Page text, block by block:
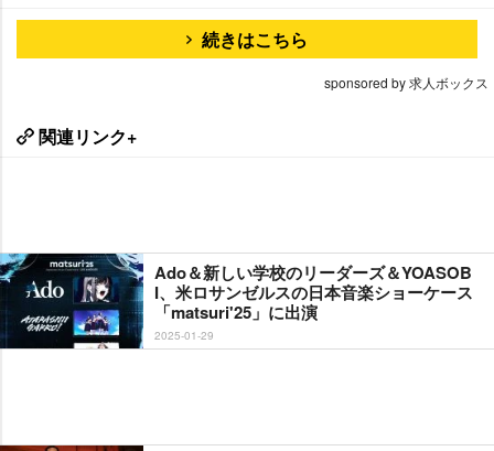
続きはこちら
sponsored by 求人ボックス
関連リンク+
Ado＆新しい学校のリーダーズ＆YOASOB
I、米ロサンゼルスの日本音楽ショーケース
「matsuri'25」に出演
2025-01-29